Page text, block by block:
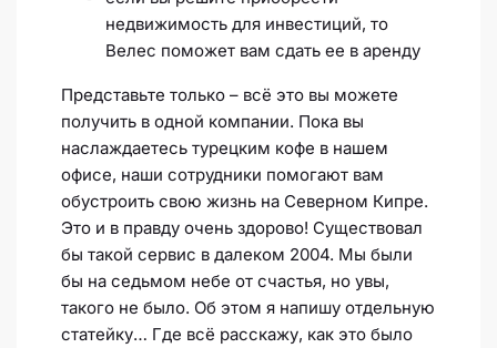
недвижимость для инвестиций, то
Велес поможет вам сдать ее в аренду
Представьте только – всё это вы можете
получить в одной компании. Пока вы
наслаждаетесь турецким кофе в нашем
офисе, наши сотрудники помогают вам
обустроить свою жизнь на Северном Кипре.
Это и в правду очень здорово! Существовал
бы такой сервис в далеком 2004. Мы были
бы на седьмом небе от счастья, но увы,
такого не было. Об этом я напишу отдельную
статейку… Где всё расскажу, как это было